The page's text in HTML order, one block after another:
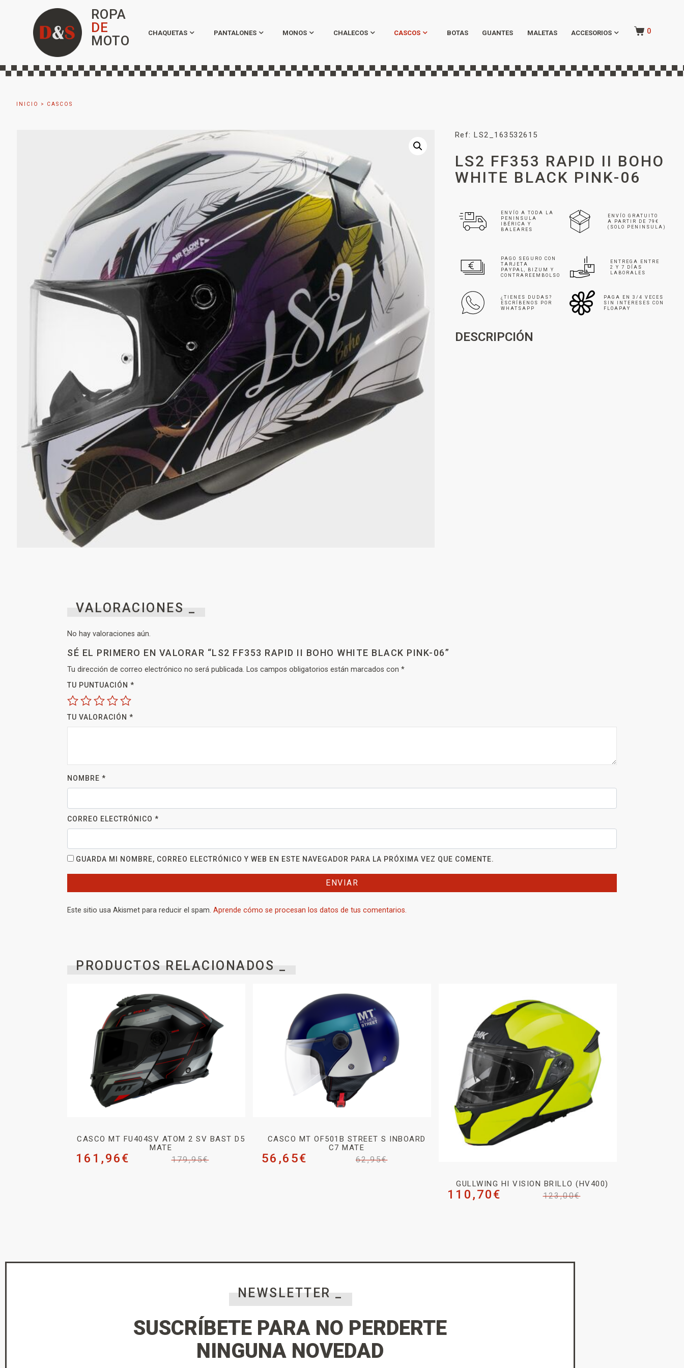
ROPA
DE
MOTO
CHAQUETAS PANTALONES MONOS CHALECOS CASCOS BOTAS GUANTES MALETAS ACCESORIOS 0
INICIO > CASCOS
Ref: LS2_163532615
LS2 FF353 RAPID II BOHO
WHITE BLACK PINK-06
ENVÍO A TODA LA
PENINSULA
IBÉRICA Y
BALEARES
ENVÍO GRATUITO
A PARTIR DE 79€
(SOLO PENINSULA)
PAGO SEGURO CON
TARJETA
PAYPAL, BIZUM Y
CONTRAREEMBOLSO
ENTREGA ENTRE
2 Y 7 DÍAS
LABORALES
¿TIENES DUDAS?
ESCRÍBENOS POR
WHATSAPP
PAGA EN 3/4 VECES
SIN INTERESES CON
FLOAPAY
DESCRIPCIÓN
VALORACIONES _
No hay valoraciones aún.
SÉ EL PRIMERO EN VALORAR “LS2 FF353 RAPID II BOHO WHITE BLACK PINK-06”
Tu dirección de correo electrónico no será publicada. Los campos obligatorios están marcados con *
TU PUNTUACIÓN *
TU VALORACIÓN *
NOMBRE *
CORREO ELECTRÓNICO *
GUARDA MI NOMBRE, CORREO ELECTRÓNICO Y WEB EN ESTE NAVEGADOR PARA LA PRÓXIMA VEZ QUE COMENTE.
Este sitio usa Akismet para reducir el spam. Aprende cómo se procesan los datos de tus comentarios.
PRODUCTOS RELACIONADOS _
CASCO MT FU404SV ATOM 2 SV BAST D5
MATE
179,95€
161,96€
CASCO MT OF501B STREET S INBOARD
C7 MATE
62,95€
56,65€
GULLWING HI VISION BRILLO (HV400)
123,00€
110,70€
NEWSLETTER _
SUSCRÍBETE PARA NO PERDERTE
NINGUNA NOVEDAD